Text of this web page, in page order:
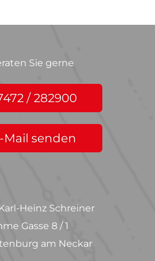
Sie gerne
/ 282900
Mail senden
Heinz Schreiner
Gasse 8 / 1
am Neckar